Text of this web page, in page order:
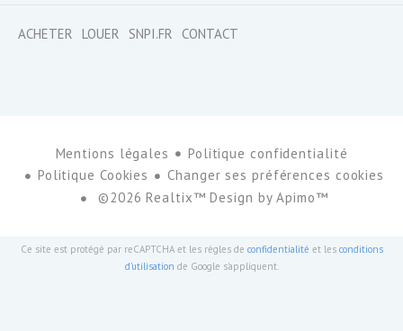
ACHETER LOUER SNPI.FR CONTACT
Mentions légales
Politique confidentialité
Politique Cookies
Changer ses préférences cookies
©2026 Realtix™ Design byApimo™
Ce site est protégé par reCAPTCHA et les règles de confidentialité et les conditions
d'utilisation de Google s'appliquent.